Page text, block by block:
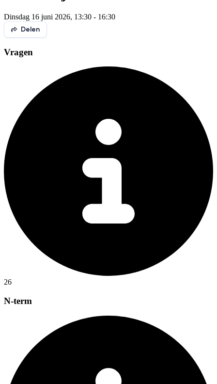
Dinsdag 16 juni 2026, 13:30 - 16:30
Delen
Vragen
26
N-term